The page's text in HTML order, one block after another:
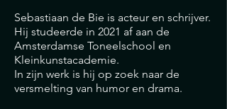
Sebastiaan de Bie is acteur en schrijver.
Hij studeerde in 2021 af aan de
Amsterdamse Toneelschool en
Kleinkunstacademie.
In zijn werk is hij op zoek naar de
versmelting van humor en drama.